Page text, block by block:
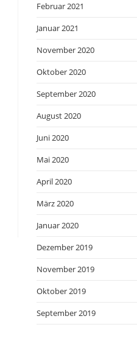
Februar 2021
Januar 2021
November 2020
Oktober 2020
September 2020
August 2020
Juni 2020
Mai 2020
April 2020
März 2020
Januar 2020
Dezember 2019
November 2019
Oktober 2019
September 2019